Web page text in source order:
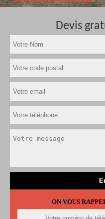
Devis
ON VOUS